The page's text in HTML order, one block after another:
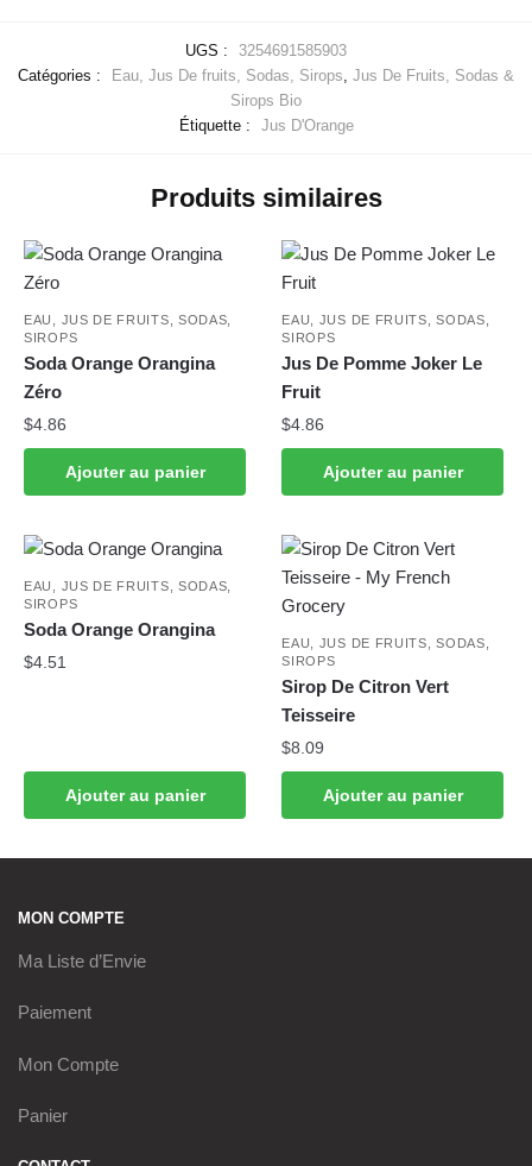
UGS :
3254691585903
Catégories :
Eau, Jus De fruits, Sodas, Sirops, Jus De Fruits, Sodas &
Sirops Bio
Étiquette :
Jus D'Orange
Produits similaires
EAU, JUS DE FRUITS, SODAS,
SIROPS
Soda Orange Orangina
Zéro
$4.86
Ajouter au panier
EAU, JUS DE FRUITS, SODAS,
SIROPS
Jus De Pomme Joker Le
Fruit
$4.86
Ajouter au panier
EAU, JUS DE FRUITS, SODAS,
SIROPS
Soda Orange Orangina
$4.51
Ajouter au panier
EAU, JUS DE FRUITS, SODAS,
SIROPS
Sirop De Citron Vert
Teisseire
$8.09
Ajouter au panier
MON COMPTE
Ma Liste d’Envie
Paiement
Mon Compte
Panier